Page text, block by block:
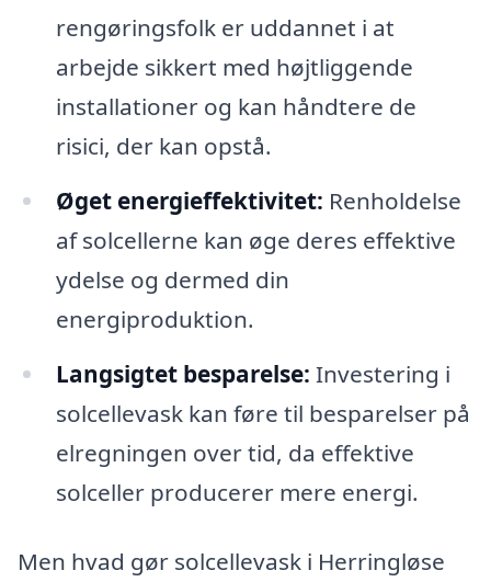
rengøringsfolk er uddannet i at
arbejde sikkert med højtliggende
installationer og kan håndtere de
risici, der kan opstå.
Øget energieffektivitet: Renholdelse
af solcellerne kan øge deres effektive
ydelse og dermed din
energiproduktion.
Langsigtet besparelse: Investering i
solcellevask kan føre til besparelser på
elregningen over tid, da effektive
solceller producerer mere energi.
Men hvad gør solcellevask i Herringløse